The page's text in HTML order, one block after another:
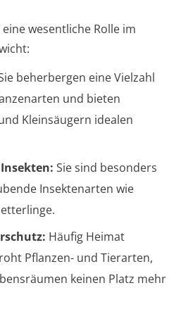
wesentliche Rolle im
beherbergen eine Vielzahl
und bieten
Kleinsäugern idealen
Sie sind besonders
Insektenarten wie
Häufig Heimat
Pflanzen- und Tierarten,
keinen Platz mehr